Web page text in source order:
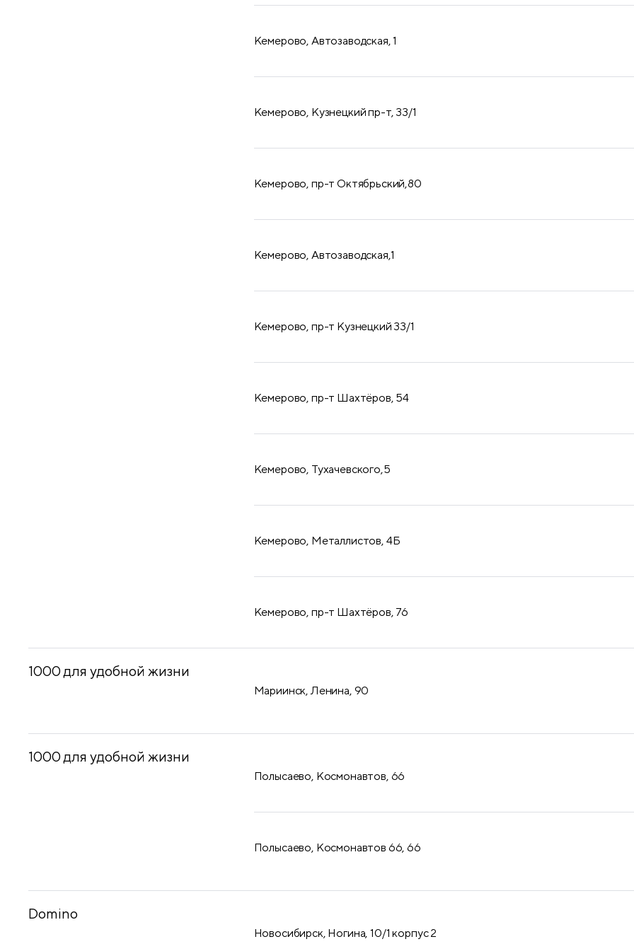
Кемерово, Автозаводская, 1
Кемерово, Кузнецкий пр-т, 33/1
​Кемерово, пр-т Октябрьский,80
​Кемерово, Автозаводская,1
​Кемерово, пр-т Кузнецкий 33/1
​Кемерово, пр-т Шахтёров, 54
​Кемерово, Тухачевского,5
​Кемерово, Металлистов, 4Б
​Кемерово, пр-т Шахтёров, 76
1000 для удобной жизни
Мариинск, Ленина, 90
1000 для удобной жизни
Полысаево, Космонавтов, 66
Полысаево, Космонавтов 66, 66
Domino
Новосибирск, Ногина, 10/1 корпус 2